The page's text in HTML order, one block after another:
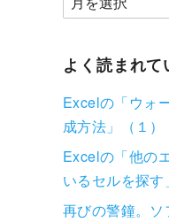
よく読まれて
Excelの「ウォ
成方法」（１）
Excelの「他の
いるセルを探す
再びの警鐘。